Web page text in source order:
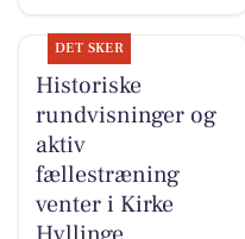
DET SKER
Historiske
rundvisninger og
aktiv
fællestræning
venter i Kirke